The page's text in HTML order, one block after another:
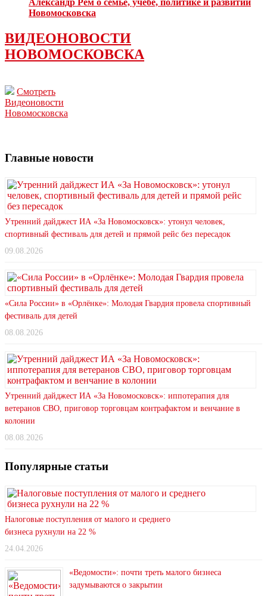
Александр Рем о семье, учебе, политике и развитии
Новомосковска
ВИДЕОНОВОСТИ
НОВОМОСКОВСКА
Смотреть
Видеоновости
Новомосковска
Главные новости
Утренний дайджест ИА «За Новомосковск»: утонул человек,
спортивный фестиваль для детей и прямой рейс без пересадок
09.08.2026
«Сила России» в «Орлёнке»: Молодая Гвардия провела спортивный
фестиваль для детей
08.08.2026
Утренний дайджест ИА «За Новомосковск»: иппотерапия для
ветеранов СВО, приговор торговцам контрафактом и венчание в
колонии
08.08.2026
Популярные статьи
Налоговые поступления от малого и среднего
бизнеса рухнули на 22 %
24.04.2026
«Ведомости»: почти треть малого бизнеса
задумываются о закрытии